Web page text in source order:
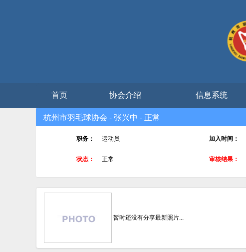
首页 协会介绍 信息系统
杭州市羽毛球协会 - 张兴中 - 正常
职务： 运动员 加入时间：
状态： 正常 审核结果：
暂时还没有分享最新照片...